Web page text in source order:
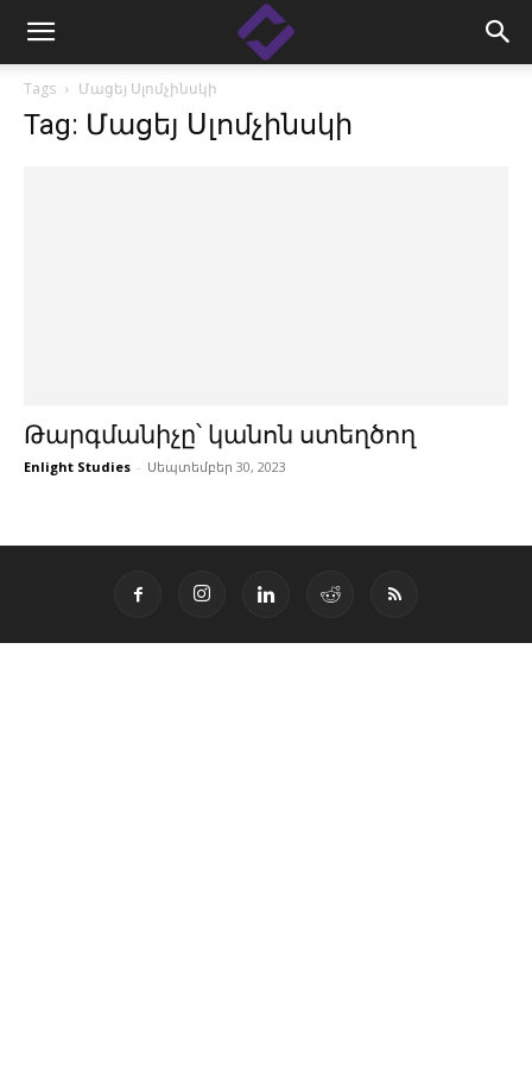
Tags Մացեյ Սլոմչինսկի
Tag: Մացեյ Սլոմչինսկի
Թարգմանիչը՝ կանոն ստեղծող
Enlight Studies - Սեպտեմբեր 30, 2023